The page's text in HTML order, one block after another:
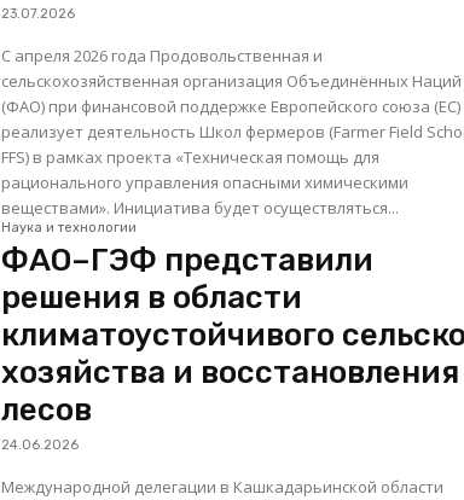
23.07.2026
С апреля 2026 года Продовольственная и
сельскохозяйственная организация Объединённых Наций
(ФАО) при финансовой поддержке Европейского союза (ЕС)
реализует деятельность Школ фермеров (Farmer Field
FFS) в рамках проекта «Техническая помощь для
рационального управления опасными химическими
веществами». Инициатива будет осуществляться...
Наука и технологии
ФАО–ГЭФ представили
решения в области
климатоустойчивого
хозяйства и восстановления
лесов
24.06.2026
Международной делегации в Кашкадарьинской области